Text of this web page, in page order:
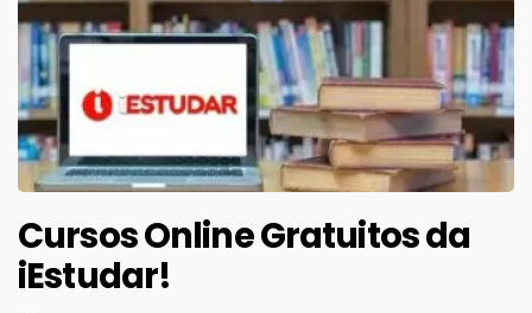
Cursos Online Gratuitos da
iEstudar!